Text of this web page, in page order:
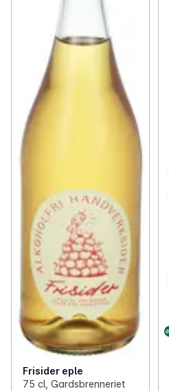
Frisider eple
75 cl, Gardsbrenneriet